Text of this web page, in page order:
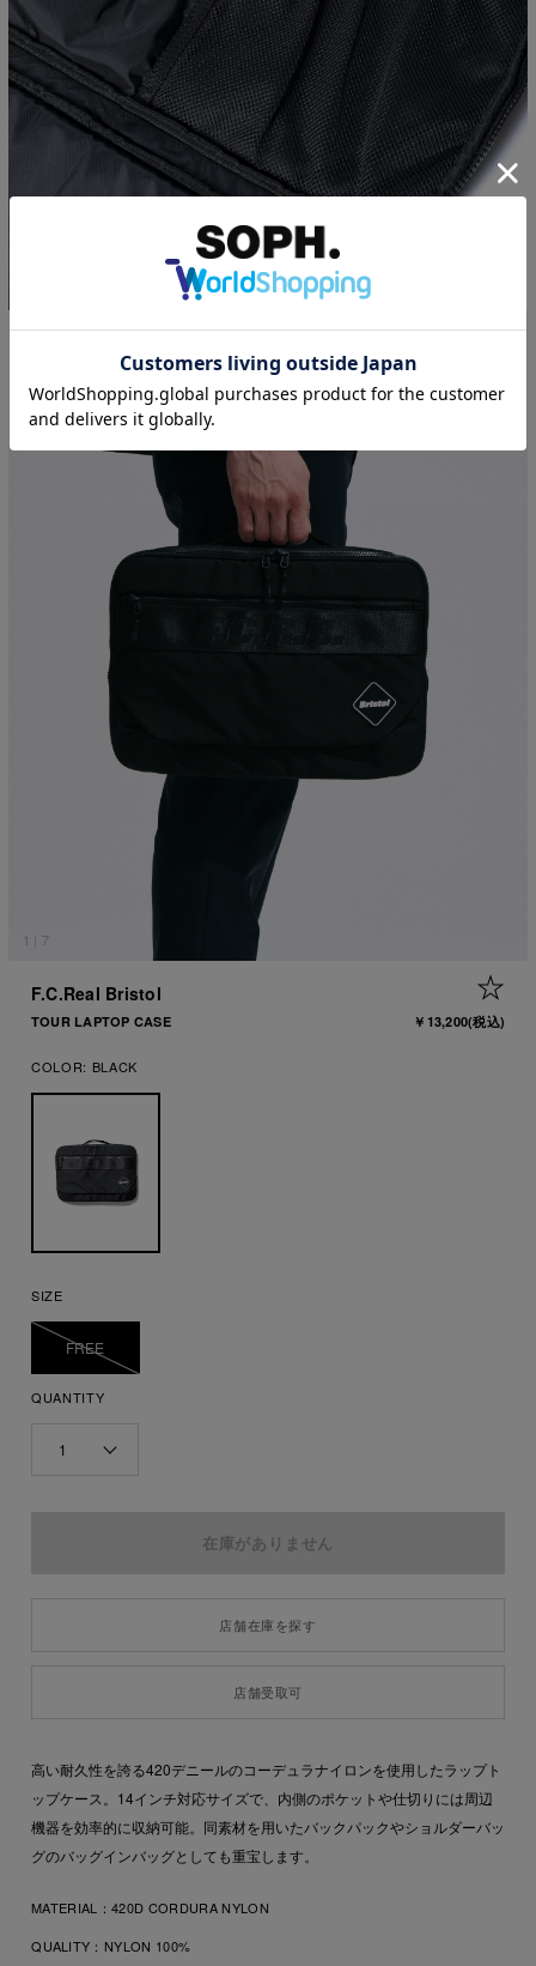
1 | 7
F.C.Real Bristol
TOUR LAPTOP CASE ￥13,200(税込)
COLOR: BLACK
SIZE
FREE
QUANTITY
1
店舗在庫を探す
店舗受取可
高い耐久性を誇る420デニールのコーデュラナイロンを使用したラップト
ップケース。14インチ対応サイズで、内側のポケットや仕切りには周辺
機器を効率的に収納可能。同素材を用いたバックパックやショルダーバッ
グのバッグインバッグとしても重宝します。
MATERIAL： 420D CORDURA NYLON
QUALITY： NYLON 100%